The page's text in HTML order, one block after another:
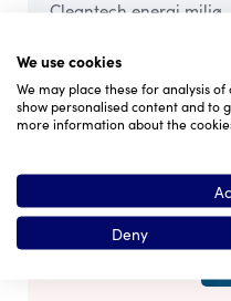
Cleantech energi miljø
Er du
We use cookies
We may place these for analysis
show personalised content and to
more information about the
Deny